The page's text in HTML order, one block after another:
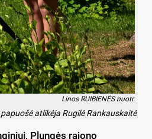
Linos RUIBIENĖS nuotr.
atlikėja Rugilė Rankauskaitė
Plungės rajono